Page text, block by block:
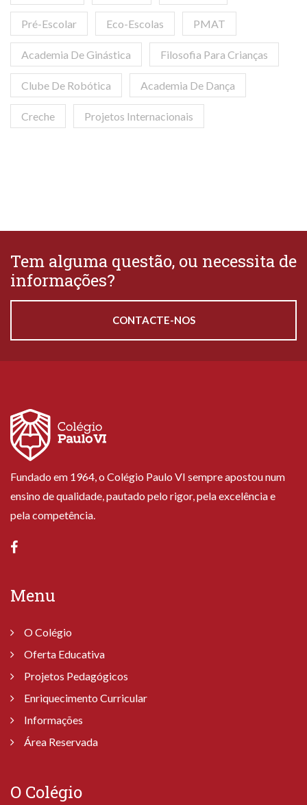
Pré-Escolar Eco-Escolas PMAT
Academia De Ginástica Filosofia Para Crianças
Clube De Robótica Academia De Dança
Creche Projetos Internacionais
Tem alguma questão, ou necessita de
informações?
CONTACTE-NOS
Fundado em 1964, o Colégio Paulo VI sempre apostou num
ensino de qualidade, pautado pelo rigor, pela excelência e
pela competência.
Menu
O Colégio
Oferta Educativa
Projetos Pedagógicos
Enriquecimento Curricular
Informações
Área Reservada
O Colégio